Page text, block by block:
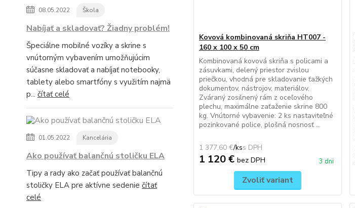
08.05.2022 Škola
Nabíjať a skladovať? Žiadny problém!
Špeciálne mobilné vozíky a skrine s
vnútorným vybavením umožňujúcim
súčasne skladovať a nabíjať notebooky,
tablety alebo smartfóny s využitím najmä
p... čítať celé
01.05.2022 Kancelária
Ako používať balančnú stoličku ELA
Tipy a rady ako začať používať balančnú
stoličky ELA pre aktívne sedenie čítať
celé
Kovová kombinovaná skriňa HT007 -
160 x 100 x 50 cm
Kombinovaná kovová skriňa s policami a
zásuvkami, delený priestor zvislou
priečkou, vhodná pre skladovanie ťažkých
dokumentov, nástrojov, materiálov.
Zváraný zosilnený rám z oceľového
plechu, maximálne zaťaženie skrine 800
kg. Vnútorné vybavenie: 2 ks nastaviteľné
pozinkované police, plošná nosnosť ...
1 377,60 €/ks
1 120 € bez DPH 3 dni
Zvoliť variant